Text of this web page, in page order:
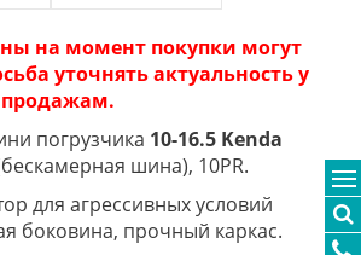
на момент покупки могут
уточнять актуальность у
погрузчика 10-16.5 Kenda
шина), 10PR.
для агрессивных условий
боковина, прочный каркас.